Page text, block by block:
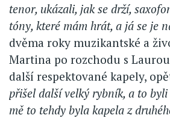
tenor, ukázali, jak se drží,
tóny, které mám hrát, a já se je
dvěma roky muzikantské a
Martina po rozchodu s
další respektované kapely,
přišel další velký rybník, a to byli
mě to tehdy byla kapela z